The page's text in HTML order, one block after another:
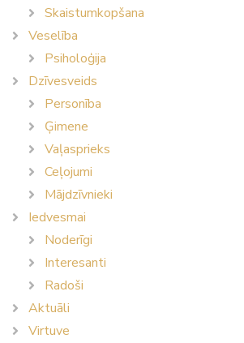
Skaistumkopšana
Veselība
Psiholoģija
Dzīvesveids
Personība
Ģimene
Vaļasprieks
Ceļojumi
Mājdzīvnieki
Iedvesmai
Noderīgi
Interesanti
Radoši
Aktuāli
Virtuve